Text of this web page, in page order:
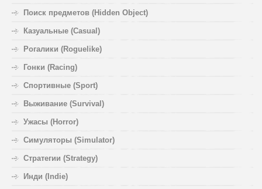
Поиск предметов (Hidden Object)
Казуальные (Casual)
Рогалики (Roguelike)
Гонки (Racing)
Спортивные (Sport)
Выживание (Survival)
Ужасы (Horror)
Симуляторы (Simulator)
Стратегии (Strategy)
Инди (Indie)